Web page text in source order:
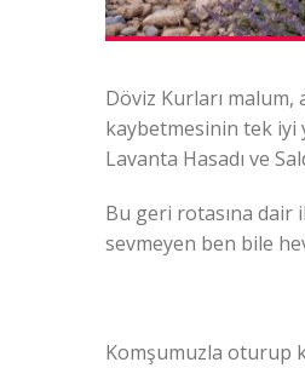
Döviz Kurları malum,
kaybetmesinin tek iyi
Lavanta Hasadı ve
Bu geri rotasına dair
sevmeyen ben bile
Komşumuzla oturup